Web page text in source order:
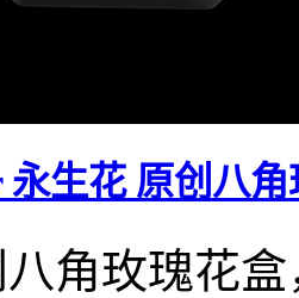
永生花 原创八
角玫瑰花